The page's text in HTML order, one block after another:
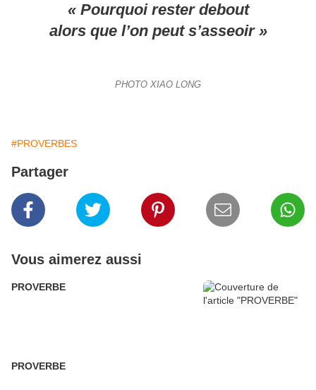
« Pourquoi rester debout
alors que l’on peut s’asseoir »
PHOTO XIAO LONG
#PROVERBES
Partager
Vous aimerez aussi
PROVERBE
PROVERBE